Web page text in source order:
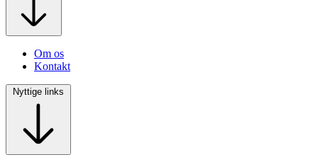
Om os
Kontakt
Nyttige links